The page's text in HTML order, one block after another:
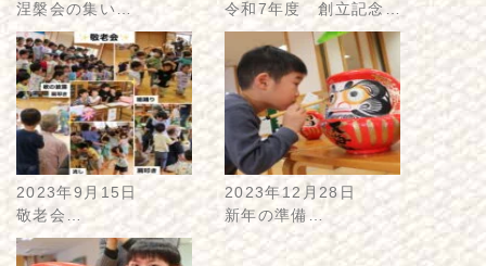
涅槃会の集い…
令和7年度 創立記念…
2023年9月15日
敬老会…
2023年12月28日
新年の準備…